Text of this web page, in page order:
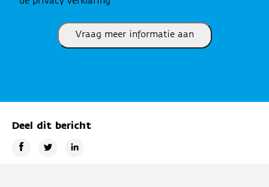
Vraag meer informatie aan
Deel dit bericht